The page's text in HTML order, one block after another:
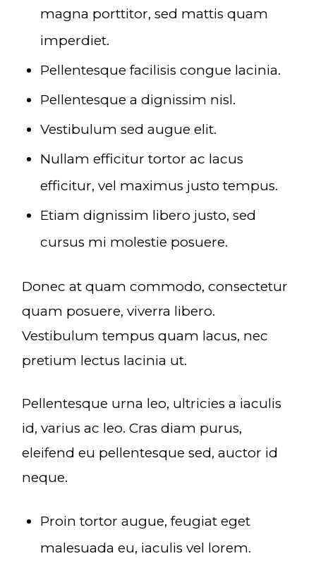
magna porttitor, sed mattis quam
imperdiet.
Pellentesque facilisis congue lacinia.
Pellentesque a dignissim nisl.
Vestibulum sed augue elit.
Nullam efficitur tortor ac lacus
efficitur, vel maximus justo tempus.
Etiam dignissim libero justo, sed
cursus mi molestie posuere.
Donec at quam commodo, consectetur
quam posuere, viverra libero.
Vestibulum tempus quam lacus, nec
pretium lectus lacinia ut.
Pellentesque urna leo, ultricies a iaculis
id, varius ac leo. Cras diam purus,
eleifend eu pellentesque sed, auctor id
neque.
Proin tortor augue, feugiat eget
malesuada eu, iaculis vel lorem.